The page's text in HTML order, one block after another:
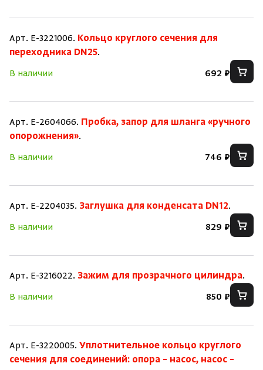
Арт. E-3221006. Кольцо круглого сечения для
переходника DN25.
В наличии
692 ₽
Арт. E-2604066. Пробка, запор для шланга «ручного
опорожнения».
В наличии
746 ₽
Арт. E-2204035. Заглушка для конденсата DN12.
В наличии
829 ₽
Арт. E-3216022. Зажим для прозрачного цилиндра.
В наличии
850 ₽
Арт. E-3220005. Уплотнительное кольцо круглого
сечения для соединений: опора – насос, насос –